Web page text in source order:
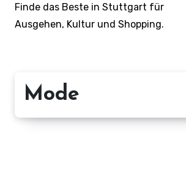
Finde das Beste in Stuttgart für
Ausgehen, Kultur und Shopping.
Mode